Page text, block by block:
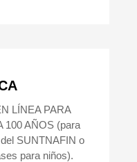
LÍNEA PARA
100 AÑOS (para
SUNTNAFIN o
para niños).